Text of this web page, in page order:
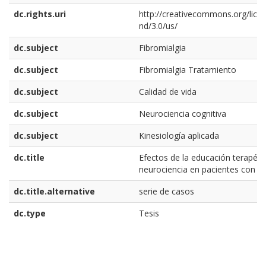
dc.rights.uri
http://creativecommons.org/
nd/3.0/us/
dc.subject
Fibromialgia
dc.subject
Fibromialgia Tratamiento
dc.subject
Calidad de vida
dc.subject
Neurociencia cognitiva
dc.subject
Kinesiología aplicada
dc.title
Efectos de la educación
neurociencia en pacientes con
dc.title.alternative
serie de casos
dc.type
Tesis